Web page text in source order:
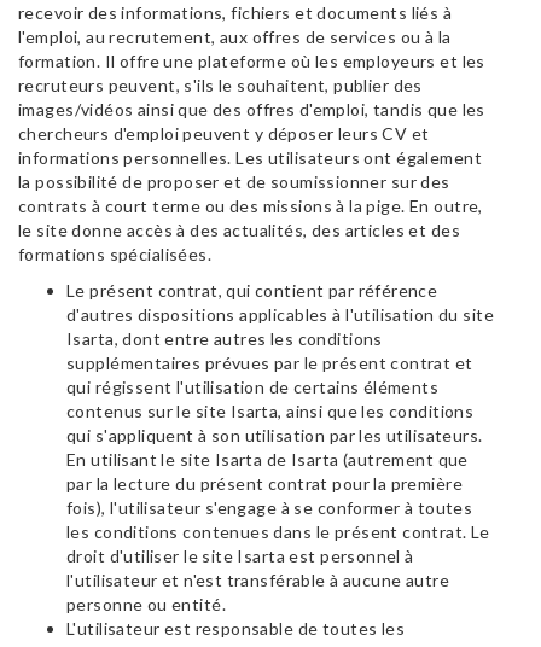
recevoir des informations, fichiers et documents liés à
l'emploi, au recrutement, aux offres de services ou à la
formation. Il offre une plateforme où les employeurs et les
recruteurs peuvent, s'ils le souhaitent, publier des
images/vidéos ainsi que des offres d'emploi, tandis que les
chercheurs d'emploi peuvent y déposer leurs CV et
informations personnelles. Les utilisateurs ont également
la possibilité de proposer et de soumissionner sur des
contrats à court terme ou des missions à la pige. En outre,
le site donne accès à des actualités, des articles et des
formations spécialisées.
Le présent contrat, qui contient par référence
d'autres dispositions applicables à l'utilisation du site
Isarta, dont entre autres les conditions
supplémentaires prévues par le présent contrat et
qui régissent l'utilisation de certains éléments
contenus sur le site Isarta, ainsi que les conditions
qui s'appliquent à son utilisation par les utilisateurs.
En utilisant le site Isarta de Isarta (autrement que
par la lecture du présent contrat pour la première
fois), l'utilisateur s'engage à se conformer à toutes
les conditions contenues dans le présent contrat. Le
droit d'utiliser le site Isarta est personnel à
l'utilisateur et n'est transférable à aucune autre
personne ou entité.
L'utilisateur est responsable de toutes les